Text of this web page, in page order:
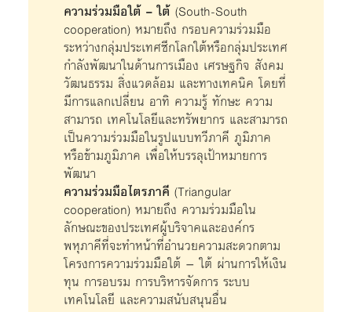
ความร่วมมือใต้ – ใต้ (South-South
cooperation) หมายถึง กรอบความร่วมมือ
ระหว่างกลุ่มประเทศซีกโลกใต้หรือกลุ่มประเทศ
กำลังพัฒนาในด้านการเมือง เศรษฐกิจ สังคม
วัฒนธรรม สิ่งแวดล้อม และทางเทคนิค โดยที่
มีการแลกเปลี่ยน อาทิ ความรู้ ทักษะ ความ
สามารถ เทคโนโลยีและทรัพยากร และสามารถ
เป็นความร่วมมือในรูปแบบทวีภาคี ภูมิภาค
หรือข้ามภูมิภาค เพื่อให้บรรลุเป้าหมายการ
พัฒนา
ความร่วมมือไตรภาคี (Triangular
cooperation) หมายถึง ความร่วมมือใน
ลักษณะของประเทศผู้บริจาคและองค์กร
พหุภาคีที่จะทำหน้าที่อำนวยความสะดวกตาม
โครงการความร่วมมือใต้ – ใต้ ผ่านการให้เงิน
ทุน การอบรม การบริหารจัดการ ระบบ
เทคโนโลยี และความสนับสนุนอื่น